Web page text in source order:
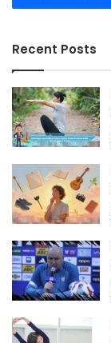
Recent Posts